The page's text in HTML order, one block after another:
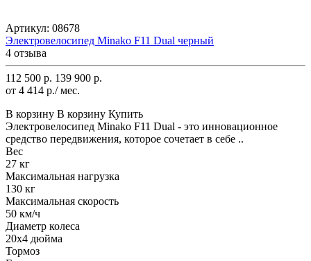
Артикул: 08678
Электровелосипед Minako F11 Dual черный
4 отзыва
112 500 р. 139 900 р.
от 4 414 р./ мес.
В корзину В корзину Купить
Электровелосипед Minako F11 Dual - это инновационное
средство передвижения, которое сочетает в себе ..
Вес
27 кг
Максимальная нагрузка
130 кг
Максимальная скорость
50 км/ч
Диаметр колеса
20x4 дюйма
Тормоз